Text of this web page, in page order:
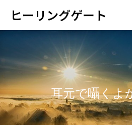
ヒーリングゲート
耳元で囁くよ